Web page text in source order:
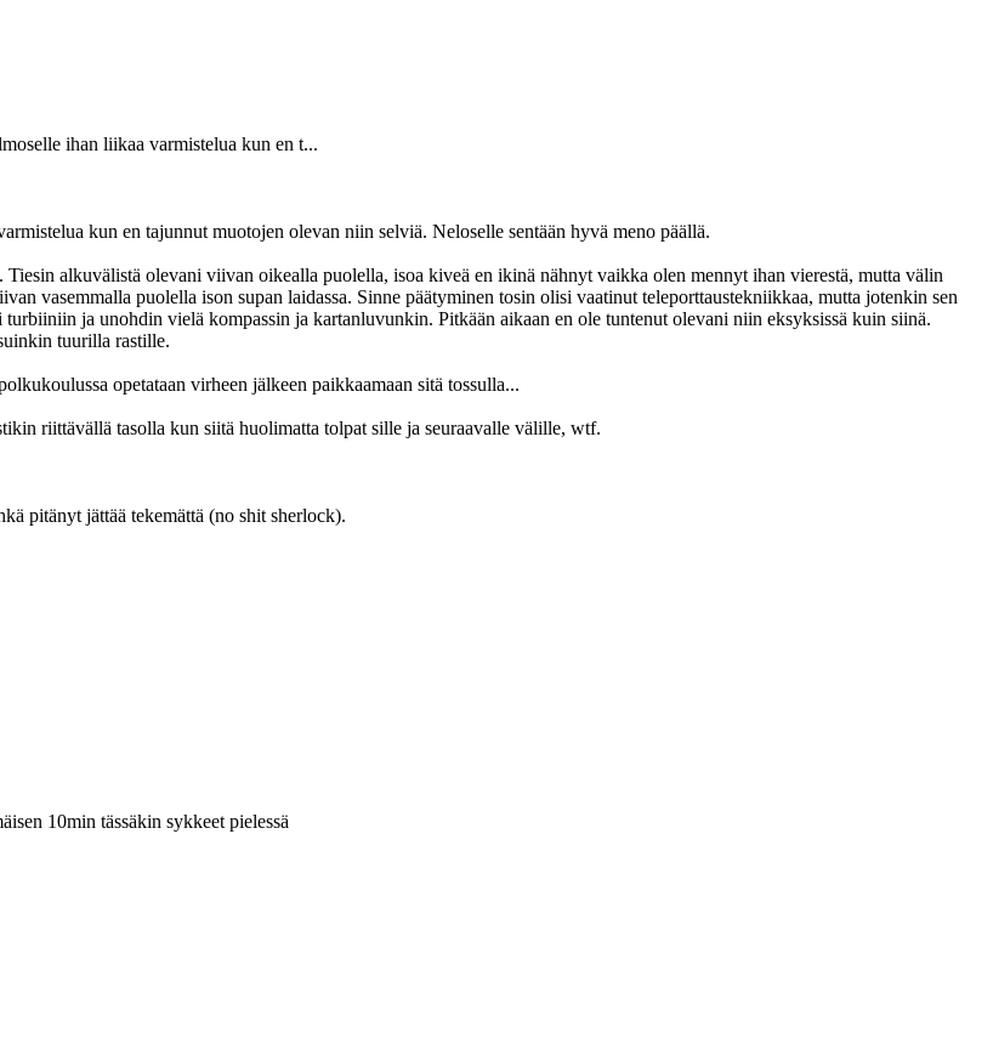
ihan liikaa varmistelua kun en t...
kun en tajunnut muotojen olevan niin selviä. Neloselle sentään hyvä meno päällä.
alkuvälistä olevani viivan oikealla puolella, isoa kiveä en ikinä nähnyt vaikka olen mennyt ihan vierestä, mutta välin
vasemmalla puolella ison supan laidassa. Sinne päätyminen tosin olisi vaatinut teleporttaustekniikkaa, mutta jotenkin sen
ja unohdin vielä kompassin ja kartanluvunkin. Pitkään aikaan en ole tuntenut olevani niin eksyksissä kuin siinä.
tuurilla rastille.
opetataan virheen jälkeen paikkaamaan sitä tossulla...
riittävällä tasolla kun siitä huolimatta tolpat sille ja seuraavalle välille, wtf.
pitänyt jättää tekemättä (no shit sherlock).
10min tässäkin sykkeet pielessä